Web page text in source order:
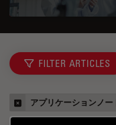
FILTER ARTICLES
アプリケーションノー